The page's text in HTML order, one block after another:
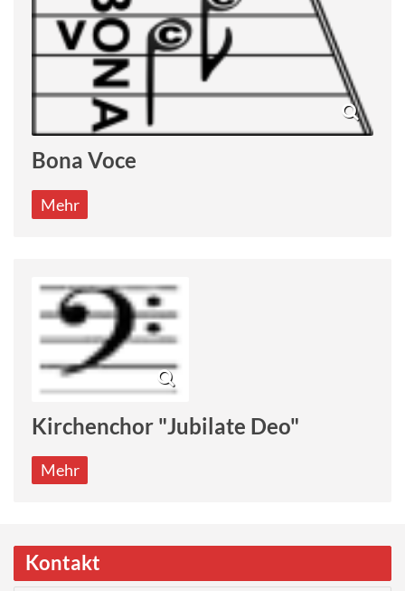
Bona Voce
Mehr
Kirchenchor "Jubilate Deo"
Mehr
Kontakt